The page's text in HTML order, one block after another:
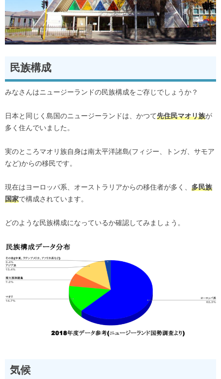
民族構成
みなさんはニュージーランドの民族構成をご存じでしょうか？
日本と同じく島国のニュージーランドは、かつて先住民マオリ族が
多く住んでいました。
実のところマオリ族自身は南太平洋諸島(フィジー、トンガ、サモア
など)からの移民です。
現在はヨーロッパ系、オーストラリアからの移住者が多く、
多民族
国家で構成されています。
どのような民族構成になっているか確認してみましょう。
気候